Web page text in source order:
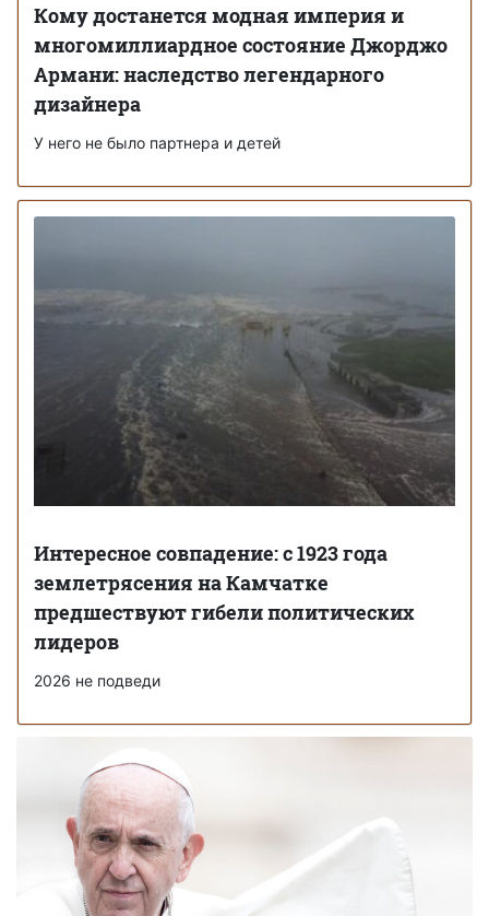
Кому достанется модная империя и
многомиллиардное состояние Джорджо
Армани: наследство легендарного
дизайнера
У него не было партнера и детей
Интересное совпадение: с 1923 года
землетрясения на Камчатке
предшествуют гибели политических
лидеров
2026 не подведи